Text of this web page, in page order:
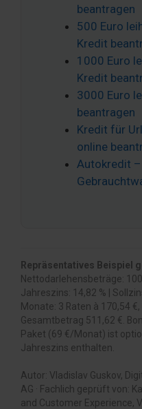
beantragen
500 Euro
Kredit
1000 Euro
Kredit
3000 Euro
beantragen
Kredit für
online
Autokredit
Repräsentatives Beispiel
Nettodarlehensbeträge:
Jahreszins: 14,82 % |
Monate: 3 Raten à 170,54
Gesamtbetrag 511,62 €.
Paket (69 €/Monat) ist
Jahreszins enthalten.
Autor: Vladislav Guskov,
AG · Fachlich geprüft von:
and Customer Experience,